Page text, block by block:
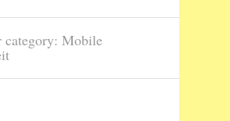
category: Mobile